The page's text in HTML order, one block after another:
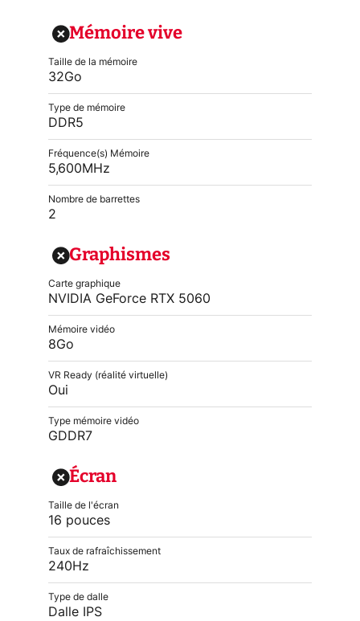
Mémoire vive
Taille de la mémoire
32Go
Type de mémoire
DDR5
Fréquence(s) Mémoire
5,600MHz
Nombre de barrettes
2
Graphismes
Carte graphique
NVIDIA GeForce RTX 5060
Mémoire vidéo
8Go
VR Ready (réalité virtuelle)
Oui
Type mémoire vidéo
GDDR7
Écran
Taille de l'écran
16 pouces
Taux de rafraîchissement
240Hz
Type de dalle
Dalle IPS